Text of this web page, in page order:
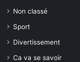
Non classé
Sport
Divertissement
Ca va se savoir